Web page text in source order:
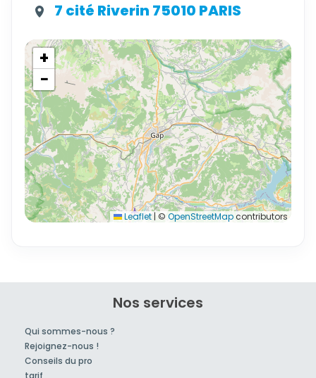
7 cité Riverin 75010 PARIS
+
−
Leaflet | © OpenStreetMapcontributors
Nos services
Qui sommes-nous ?
Rejoignez-nous !
Conseils du pro
tarif